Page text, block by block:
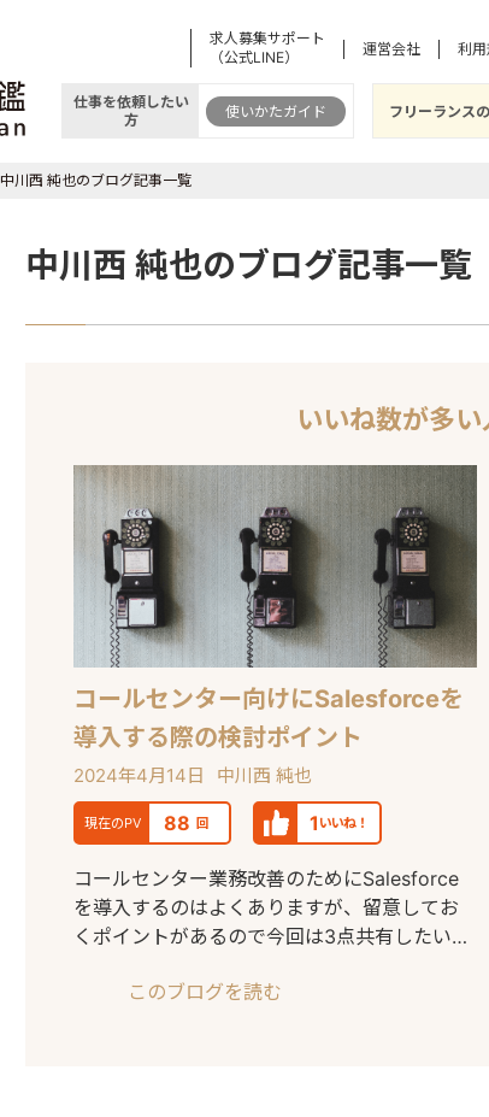
求人募集サポート
（公式LINE）
運営会社 利
仕事を依頼したい
方
使いかたガイド フリーランス
中川西 純也のブログ記事一覧
中川西 純也のブログ記事一覧
いいね数が多
コールセンター向けにSalesforceを
導入する際の検討ポイント
2024年4月14日 中川西 純也
現在のPV 88 回 1 いいね！
コールセンター業務改善のためにSalesforce
を導入するのはよくありますが、留意してお
くポイントがあるので今回は3点共有したいと
このブログを読む